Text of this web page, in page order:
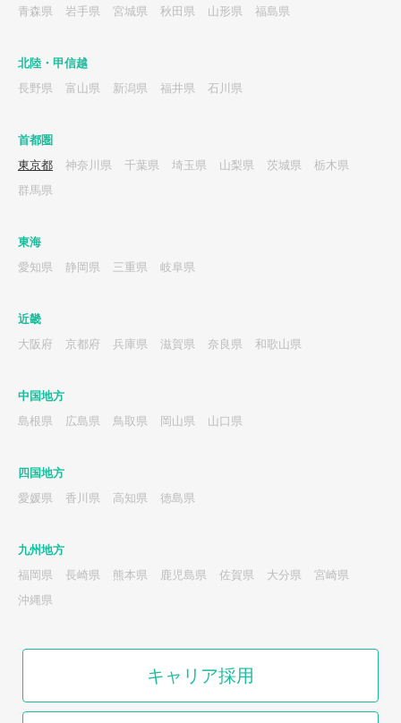
青森県
岩手県 宮城県 秋田県 山形県 福島県
北陸・甲信越
長野県
富山県 新潟県 福井県 石川県
首都圏
東京都
神奈川県 千葉県 埼玉県 山梨県 茨城県
栃木県
群馬県
東海
愛知県
静岡県 三重県 岐阜県
近畿
大阪府
京都府 兵庫県 滋賀県 奈良県 和歌山県
中国地方
島根県
広島県 鳥取県 岡山県 山口県
四国地方
愛媛県
香川県 高知県 徳島県
九州地方
福岡県
長崎県 熊本県 鹿児島県 佐賀県 大分県
宮崎県
沖縄県
キャリア採用